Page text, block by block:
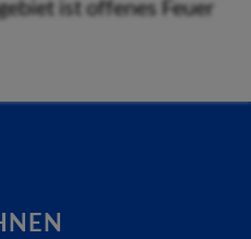
ist offenes Feuer